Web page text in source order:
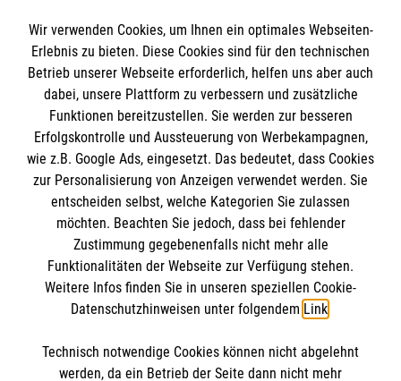
Informationen
Impressum
Datenschutz
Barrierefreiheit
Kontakt
Ansprechpersonen
Die Malteser
Malteser in Deutschland
Malteserorden
Sharepoint
Spendenkonto
Bank: Pax-Bank für Kirche und Caritas eG
So finden Sie uns
Wir verwenden Cookies, um Ihnen ein optimales Webseiten-
Erlebnis zu bieten. Diese Cookies sind für den technischen
Betrieb unserer Webseite erforderlich, helfen uns aber auch
dabei, unsere Plattform zu verbessern und zusätzliche
Funktionen bereitzustellen. Sie werden zur besseren
Erfolgskontrolle und Aussteuerung von Werbekampagnen,
wie z.B. Google Ads, eingesetzt. Das bedeutet, dass Cookies
zur Personalisierung von Anzeigen verwendet werden. Sie
entscheiden selbst, welche Kategorien Sie zulassen
möchten. Beachten Sie jedoch, dass bei fehlender
Zustimmung gegebenenfalls nicht mehr alle
Funktionalitäten der Webseite zur Verfügung stehen.
Weitere Infos finden Sie in unseren speziellen Cookie-
Datenschutzhinweisen unter folgendem Link.
Technisch notwendige Cookies können nicht abgelehnt
werden, da ein Betrieb der Seite dann nicht mehr